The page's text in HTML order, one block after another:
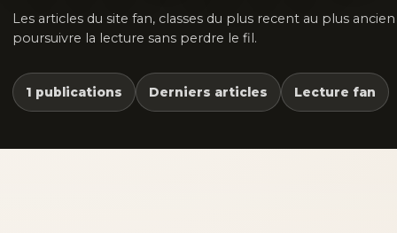
Les articles du site fan, classes du plus recent au plus
poursuivre la lecture sans perdre le fil.
1 publications Derniers articles Lecture fan